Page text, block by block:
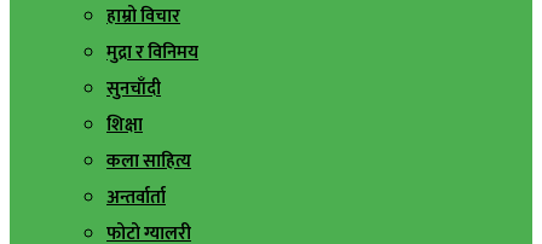
हाम्रो विचार
मुद्रा र विनिमय
सुनचाँदी
शिक्षा
कला साहित्य
अन्तर्वार्ता
फोटो ग्यालरी